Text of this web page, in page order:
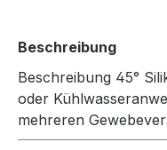
Beschreibung
Beschreibung 45°
oder
mehreren